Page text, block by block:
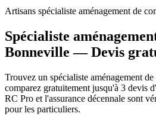
Artisans spécialiste aménagement de
Spécialiste
Bonneville — Devis
Trouvez un spécialiste aménagement
comparez gratuitement jusqu'à 3 devis
RC Pro et l'assurance décennale sont
pour les particuliers.